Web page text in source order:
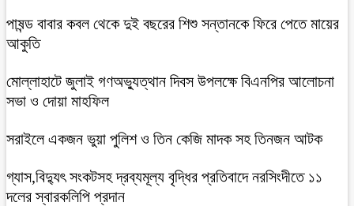
পাষন্ড বাবার কবল থেকে দুই বছরের শিশু সন্তানকে ফিরে পেতে মায়ের
আকুতি
মোল্লাহাটে জুলাই গণঅভ্যুত্থান দিবস উপলক্ষে বিএনপির আলোচনা
সভা ও দোয়া মাহফিল
সরাইলে একজন ভুয়া পুলিশ ও তিন কেজি মাদক সহ তিনজন আটক
গ্যাস,বিদ্যুৎ সংকটসহ দ্রব্যমূল্য বৃদ্ধির প্রতিবাদে নরসিংদীতে ১১
দলের স্বারকলিপি প্রদান